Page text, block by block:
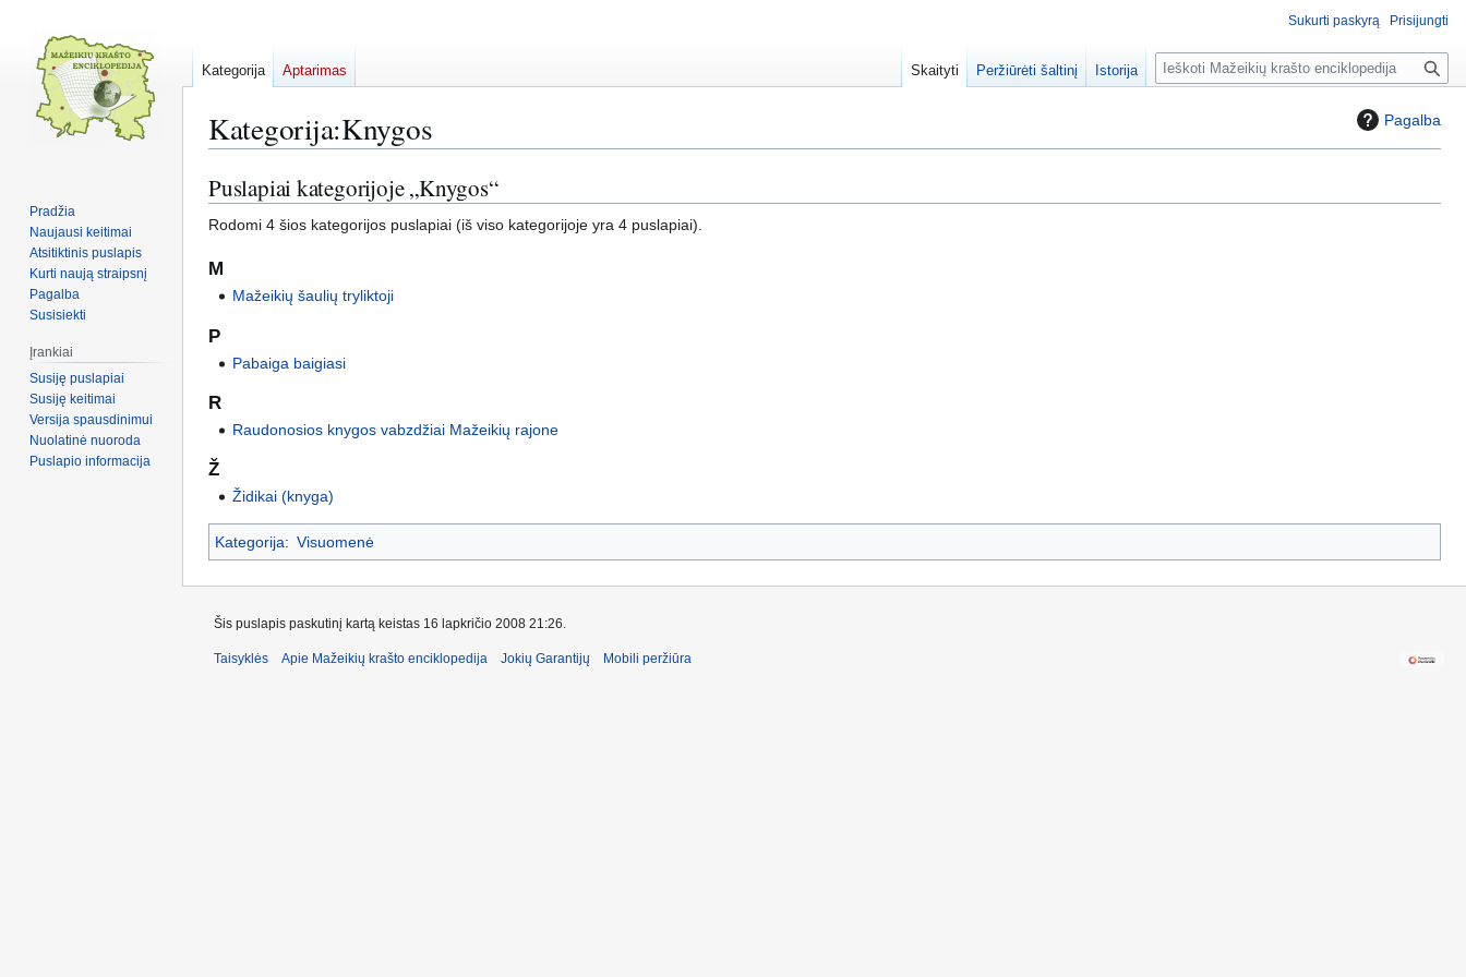
Pagalba
Kategorija:Knygos
Pereiti
į
navigaciją
Jump
to
search
Puslapiai kategorijoje „Knygos“
Rodomi 4 šios kategorijos puslapiai (iš viso kategorijoje yra 4 puslapiai).
M
Mažeikių šaulių tryliktoji
P
Pabaiga baigiasi
R
Raudonosios knygos vabzdžiai Mažeikių rajone
Ž
Židikai (knyga)
Kategorija: Visuomenė
Sukurti paskyrą Prisijungti
Kategorija Aptarimas Skaityti Peržiūrėti šaltinį Istorija
P
a
a
Pradžia
Naujausi keitimai
Atsitiktinis puslapis
Kurti naują straipsnį
Pagalba
Susisiekti
Įrankiai
Susiję puslapiai
Susiję keitimai
Versija spausdinimui
Nuolatinė nuoroda
Puslapio informacija
Šis puslapis paskutinį kartą keistas 16 lapkričio 2008 21:26.
Taisyklės Apie Mažeikių krašto enciklopedija Jokių Garantijų Mobili peržiūra